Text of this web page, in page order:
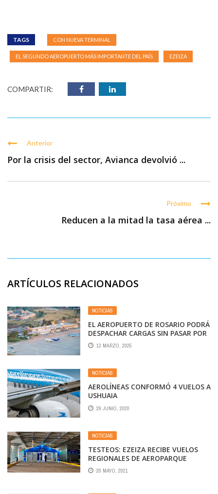
TAGS CON NUEVA TERMINAL
EL SEGUNDO AEROPUERTO MÁS IMPORTANTE DEL PAÍS EZEIZA
COMPARTIR:
Anterior
Por la crisis del sector, Avianca devolvió ...
Próximo
Reducen a la mitad la tasa aérea ...
ARTÍCULOS RELACIONADOS
NOTICIAS
EL AEROPUERTO DE ROSARIO PODRÁ
DESPACHAR CARGAS SIN PASAR POR
EZEIZA
13 MARZO, 2025
NOTICIAS
AEROLÍNEAS CONFORMÓ 4 VUELOS A
USHUAIA
29 JUNIO, 2020
NOTICIAS
TESTEOS: EZEIZA RECIBE VUELOS
REGIONALES DE AEROPARQUE
20 MAYO, 2021